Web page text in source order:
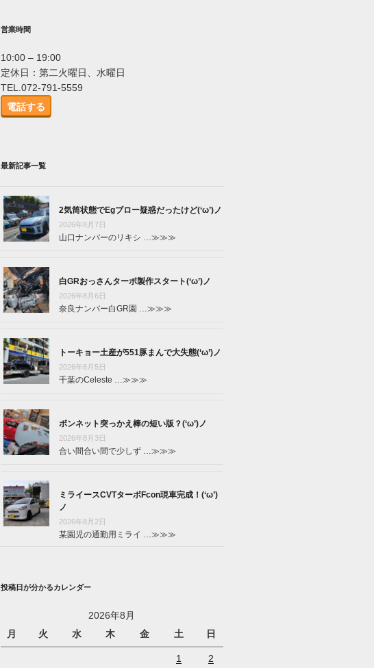
営業時間
10:00 – 19:00
定休日：第二火曜日、水曜日
TEL.072-791-5559
電話する
最新記事一覧
2気筒状態でEgブロー疑惑だったけど(‘ω’)ノ
2026年8月7日
山口ナンバーのリキシ …≫≫≫
白GRおっさんターボ製作スタート(‘ω’)ノ
2026年8月6日
奈良ナンバー白GR園 …≫≫≫
トーキョー土産が551豚まんで大失態(‘ω’)ノ
2026年8月5日
千葉のCeleste …≫≫≫
ボンネット突っかえ棒の短い版？(‘ω’)ノ
2026年8月3日
合い間合い間で少しず …≫≫≫
ミライースCVTターボFcon現車完成！(‘ω’)
ノ
2026年8月2日
某園児の通勤用ミライ …≫≫≫
投稿日が分かるカレンダー
2026年8月
月
火 水 木 金 土 日
1 2